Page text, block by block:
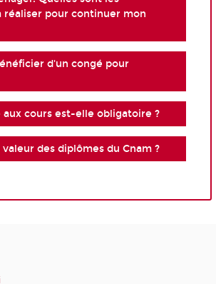
réaliser pour continuer mon
d'un congé pour
aux cours est-elle obligatoire ?
des diplômes du Cnam ?